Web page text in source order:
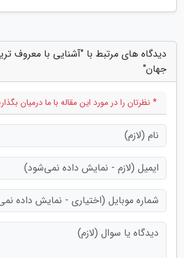
دیدگاه های مرتبط با "آشنایی با معروف
جهان"
* نظرتان را در مورد این مقاله با ما درمیان